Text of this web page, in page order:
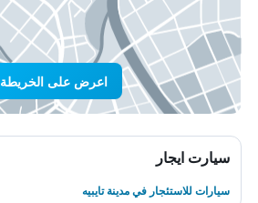
اعرض على الخريطة
سيارت ايجار
سيارات للاستئجار في مدينة تايبيه